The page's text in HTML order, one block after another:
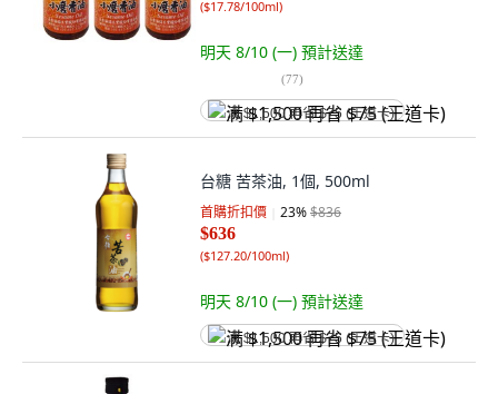
($17.78/100ml)
明天 8/10 (一) 預計送達
(77)
满 $1,500 再省 $75 (王道卡)
台糖 苦茶油, 1個, 500ml
首購折扣價 23%$836
$636
($127.20/100ml)
明天 8/10 (一) 預計送達
满 $1,500 再省 $75 (王道卡)